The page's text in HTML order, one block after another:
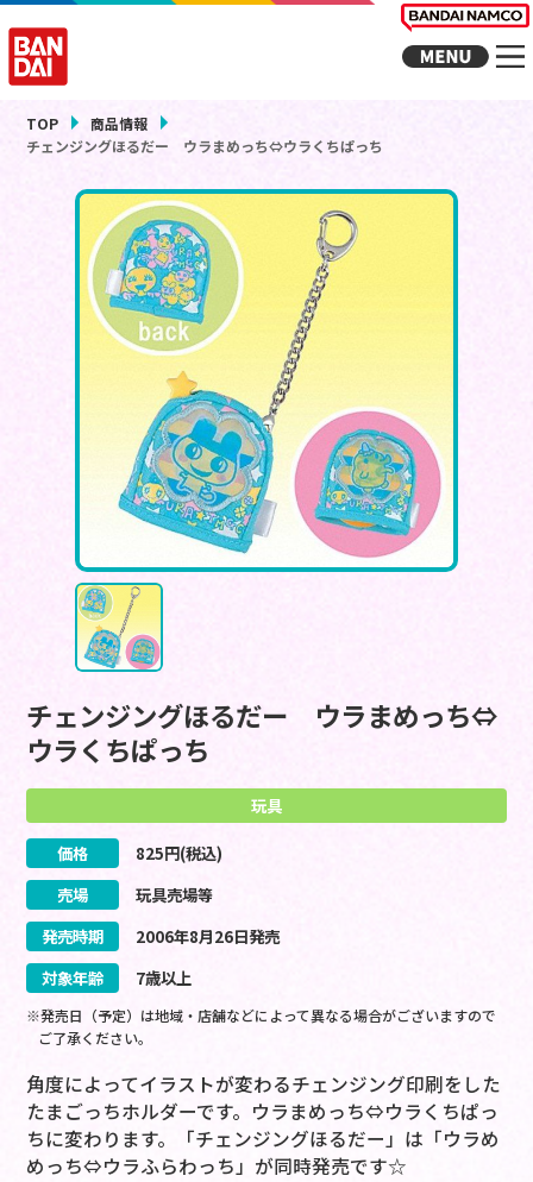
TOP
商品情報
チェンジングほるだー ウラまめっち⇔ウラくちぱっち
チェンジングほるだー ウラまめっち⇔
ウラくちぱっち
玩具
価格 825円(税込)
売場
玩具売場等
発売時期
2006年8月26日発売
対象年齢
7歳以上
※発売日（予定）は地域・店舗などによって異なる場合がございますので
ご了承ください。
角度によってイラストが変わるチェンジング印刷をした
たまごっちホルダーです。ウラまめっち⇔ウラくちぱっ
ちに変わります。「チェンジングほるだー」は「ウラめ
めっち⇔ウラふらわっち」が同時発売です☆